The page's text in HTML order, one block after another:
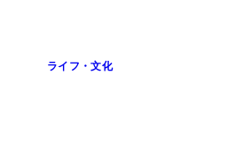
ライフ・文化